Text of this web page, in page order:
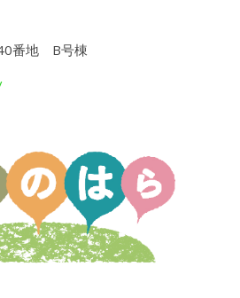
番地 B号棟